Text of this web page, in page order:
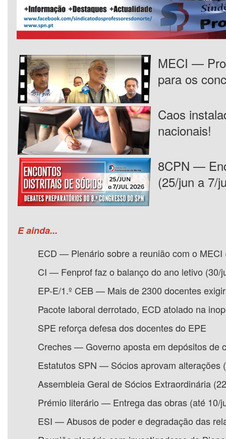
MECI —
para os
Caos
nacionais!
8CPN —
(25/jun a 7/
E ainda...
ECD — Plenário sobre a reunião com o MECI
CI — Fenprof faz o balanço do ano letivo (30/
EP-E/1.º CEB — Mais de 2300 docentes
Pacote laboral derrotado, ECD atolado na
SPE reforça defesa dos docentes do EPE
Creches — Governo aposta em depósitos de
Estatutos SPN — Sócios aprovam alterações
Assembleia Geral de Sócios Extraordinária
Prémio literário — Entrega das obras (até 10/
ESI — Abusos de poder e degradação das